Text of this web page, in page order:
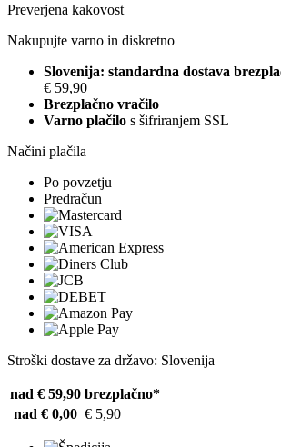
Preverjena kakovost
Nakupujte varno in diskretno
Slovenija: standardna dostava
€ 59,90
Brezplačno vračilo
Varno plačilo s šifriranjem SSL
Načini plačila
Po povzetju
Predračun
Stroški dostave za državo: Slovenija
nad € 59,90 brezplačno*
nad € 0,00 € 5,90